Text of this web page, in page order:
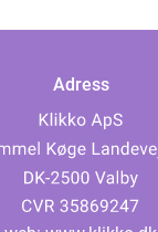
Adress